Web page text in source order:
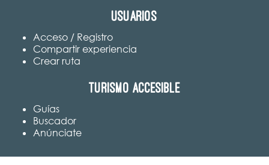
Usuarios
Acceso / Registro
Compartir experiencia
Crear ruta
Turismo accesible
Guías
Buscador
Anúnciate